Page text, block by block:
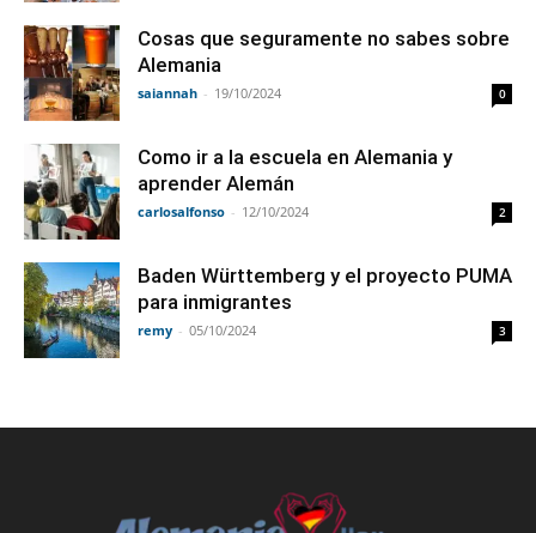
Cosas que seguramente no sabes sobre
Alemania
saiannah - 19/10/2024 0
Como ir a la escuela en Alemania y
aprender Alemán
carlosalfonso - 12/10/2024 2
Baden Württemberg y el proyecto PUMA
para inmigrantes
remy - 05/10/2024 3